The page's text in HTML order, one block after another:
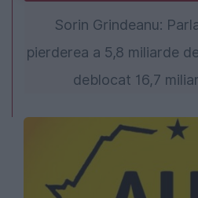
Sorin Grindeanu:
pierderea a 5,8 miliarde
deblocat 16,7